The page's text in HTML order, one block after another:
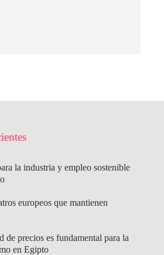
la industria y empleo sostenible
europeos que mantienen
de precios es fundamental para la
en Egipto